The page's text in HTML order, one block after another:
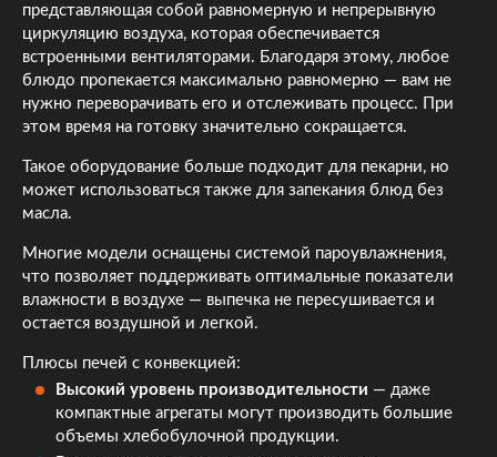
представляющая собой равномерную и непрерывную
циркуляцию воздуха, которая обеспечивается
встроенными вентиляторами. Благодаря этому, любое
блюдо пропекается максимально равномерно — вам не
нужно переворачивать его и отслеживать процесс. При
этом время на готовку значительно сокращается.
Такое оборудование больше подходит для пекарни, но
может использоваться также для запекания блюд без
масла.
Многие модели оснащены системой пароувлажнения,
что позволяет поддерживать оптимальные показатели
влажности в воздухе — выпечка не пересушивается и
остается воздушной и легкой.
Плюсы печей с конвекцией:
Высокий уровень производительности — даже
компактные агрегаты могут производить большие
объемы хлебобулочной продукции.